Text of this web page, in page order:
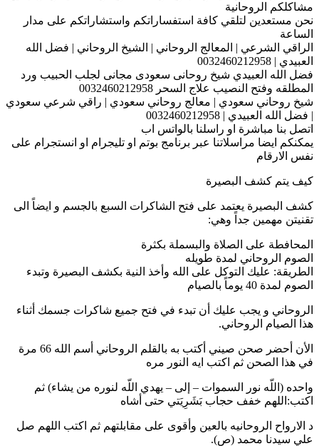
مشاكلكم الروحانية
نحن مستعدين لتلقي كافة استفساراتكم واستشاراتكم على مدار
الساعة
الراقي الشرعي | المعالج الروحاني | الشيخ الروحاني | فضل الله
العبيدي | 0032460212958
فضل الله العبيدي شيخ روحانى سعودى مجانى لجلب الحبيب ورد
المطلقه وفتح النصيب علاج السحر 0032460212958
شيخ روحاني سعودي | معالج روحاني سعودي | راقي شرعي سعودي
| فضل الله العبيدي | 0032460212958
اتصل بنا مباشرة او راسلنا بالواتس اب
يمكنكم ايضا مراسلاتنا عبر برنامج بوتم او تليجرام او انستجرام على
نفس الارقام
كيف يتم كشف البصيرة
كشف البصيرة يعتمد على فتح الشاكرات السبع بالجسم و ايضاً الى
تقنيتن مهمين جداً وهي:
المحافطة على الصلاة والبسملة بكثرة
الصوم الروحاني لمدة طويله
الطريقة: عليك التوكل على الله وأخذ النية بكشف البصيرة وتبدء
الصوم لمدة 40 يوماً بالصيام
الروحاني و يجب عليك أن تبدء في فتح جميع شاكرات جسمك أثناء
هذا الصيام الروحاني.
الأن أحضر صحن صيني أكتب به بالقلم الروحاني أسم الله 66 مرة
في هذا الصحن ثم اكتب ايه النور مره
واحده (اللّه نور السموات – إلى – يهدي اللّه لنوره من يشاء) ثم
اكتب:اللهم خفف حجاب بَشَرِيَتي حتى أشاه
د الارواح الروحانيه بالعين وأقوى على مقابلتهم ثم اكتب اللهم صل
علي سيدنا محمد (ص).